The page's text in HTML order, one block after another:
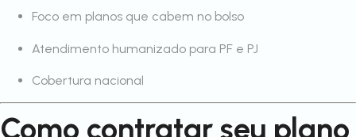
Foco em planos que cabem no bolso
Atendimento humanizado para PF e PJ
Cobertura nacional
Como contratar seu plano